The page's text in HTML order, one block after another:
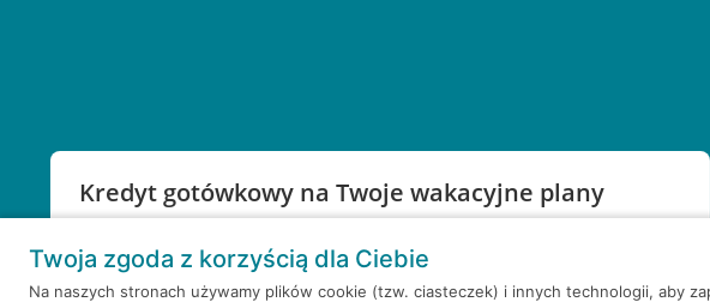
Kredyt gotówkowy na Twoje wakacyjne plany
RRSO: 9,6%
Twoja zgoda z korzyścią dla Ciebie
Na naszych stronach używamy plików cookie (tzw. ciasteczek) i innych technologii, aby